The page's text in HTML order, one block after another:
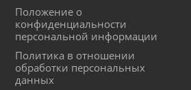
Положение о
конфиденциальности
персональной информации
Политика в отношении
обработки персональных
данных